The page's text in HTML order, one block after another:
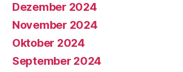
Dezember 2024
November 2024
Oktober 2024
September 2024